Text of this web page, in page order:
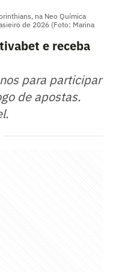
na Neo Química
de 2026 (Foto: Marina
e receba
para participar
de apostas.